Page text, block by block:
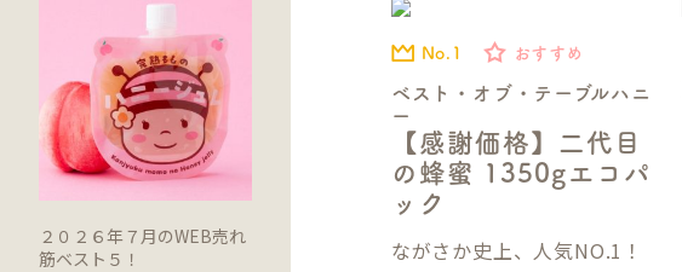
２０２６年７月のWEB売れ
筋ベスト５！
ベスト・オブ・テーブルハニ
ー
【感謝価格】二代目
の蜂蜜 1350gエコパ
ック
No.1 おすすめ
ながさか史上、人気NO.1！